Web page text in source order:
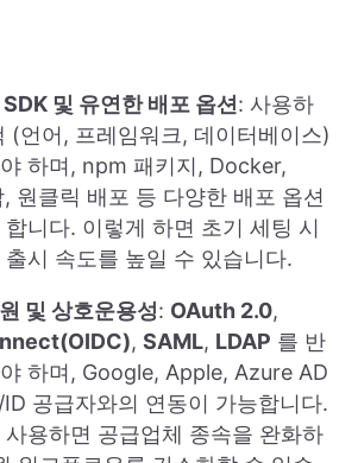
및 유연한 배포 옵션: 사용하
(언어, 프레임워크, 데이터베이스)
하며, npm 패키지, Docker,
원클릭 배포 등 다양한 배포 옵션
니다. 이렇게 하면 초기 세팅 시
시 속도를 높일 수 있습니다.
및 상호운용성: OAuth 2.0,
, SAML, LDAP 를 반
하며, Google, Apple, Azure AD
공급자와의 연동이 가능합니다.
사용하면 공급업체 종속을 완화하